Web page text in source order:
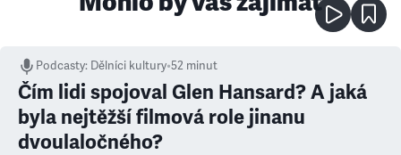
Podcasty: Dělníci kultury•52 minut
Čím lidi spojoval Glen Hansard? A jaká
byla nejtěžší filmová role jinanu
dvoulaločného?